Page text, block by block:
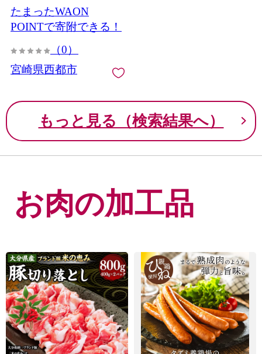
たまったWAON
POINTで寄附できる！
（0）
宮崎県西都市
もっと見る（検索結果へ）
お肉の加工品